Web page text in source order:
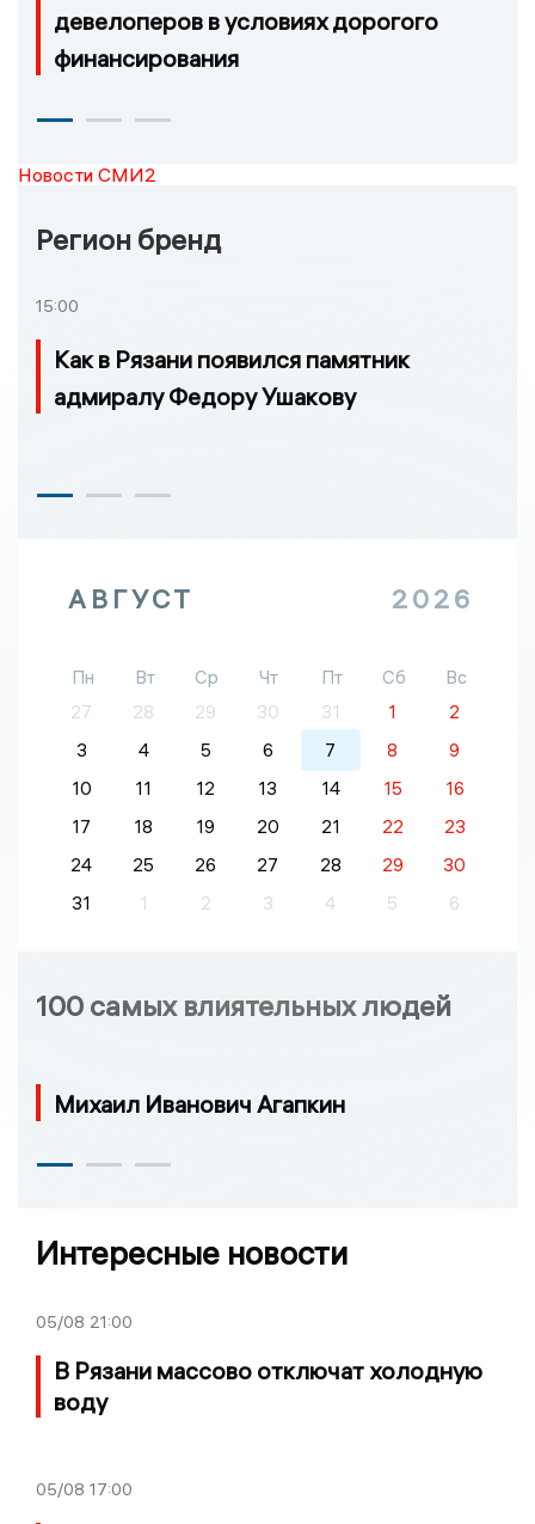
девелоперов в условиях дорогого
финансирования
Новости СМИ2
Регион бренд
15:00
Как в Рязани появился памятник
адмиралу Федору Ушакову
АВГУСТ 2026
Пн Вт Ср Чт Пт Сб
Вс
27
28 29 30 31 1
2
3
4 5 6 7 8
9
10
11 12 13 14 15
16
17
18 19 20 21 22
23
24
25 26 27 28 29
30
31
1 2 3 4 5 6
100 самых влиятельных людей
Михаил Иванович Агапкин
Интересные новости
05/08 21:00
В Рязани массово отключат холодную
воду
05/08 17:00